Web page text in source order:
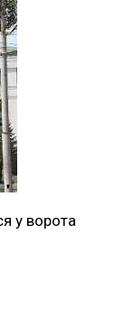
у ворота